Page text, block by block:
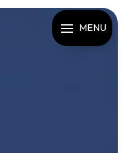
MENU